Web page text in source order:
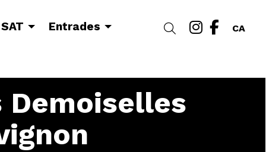
CA
Link a
Link
Cercar
Entrades
Demoiselles